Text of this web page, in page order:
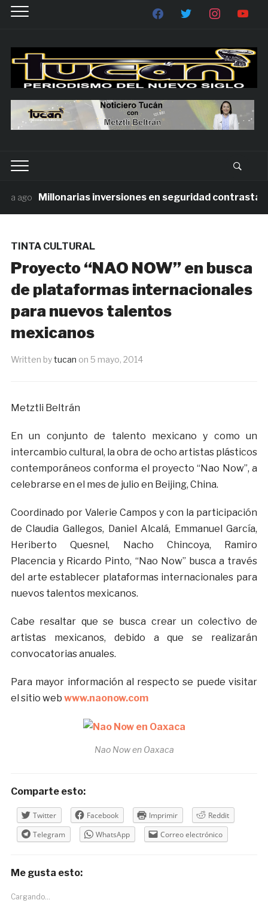
Millonarias inversiones en seguridad contrastan
TINTA CULTURAL
Proyecto “NAO NOW” en busca
de plataformas internacionales
para nuevos talentos
mexicanos
Written bytucan on 5 mayo, 2014
Metztli Beltrán
En un conjunto de talento mexicano y como un
intercambio cultural, la obra de ocho artistas plásticos
contemporáneos conforma el proyecto “Nao Now”, a
celebrarse en el mes de julio en Beijing, China.
Coordinado por Valerie Campos y con la participación
de Claudia Gallegos, Daniel Alcalá, Emmanuel García,
Heriberto Quesnel, Nacho Chincoya, Ramiro
Placencia y Ricardo Pinto, “Nao Now” busca a través
del arte establecer plataformas internacionales para
nuevos talentos mexicanos.
Cabe resaltar que se busca crear un colectivo de
artistas mexicanos, debido a que se realizarán
convocatorias anuales.
Para mayor información al respecto se puede visitar
el sitio web www.naonow.com
Nao Now en Oaxaca
Comparte esto:
Twitter Facebook Imprimir
Reddit
Telegram
WhatsApp Correo electrónico
Me gusta esto:
Cargando...